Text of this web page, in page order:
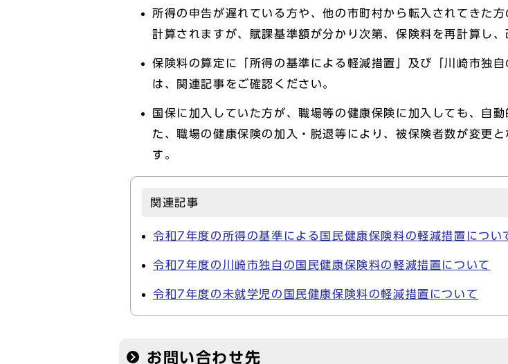
所得の申告が遅れている方や、他の市町村から転入されてきた
計算されますが、賦課基準額が分かり次第、保険料を再計算し、
保険料の算定に「所得の基準による軽減措置」及び「川崎市独
は、関連記事をご確認ください。
国保に加入していた方が、職場等の健康保険に加入しても、自
た、職場の健康保険の加入・脱退等により、被保険者数が変更
す。
関連記事
令和7年度の所得の基準による国民健康保険料の軽減措置につい
令和7年度の川崎市独自の国民健康保険料の軽減措置について
令和7年度の未就学児の国民健康保険料の軽減措置について
お問い合わせ先